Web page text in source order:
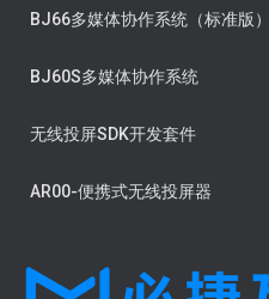
BJ66多媒体协作系统（标准版）
BJ60S多媒体协作系统
无线投屏SDK开发套件
AR00-便携式无线投屏器